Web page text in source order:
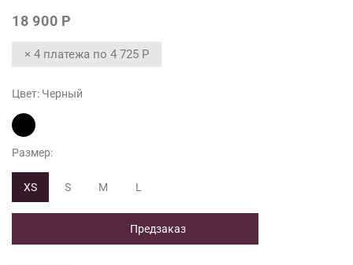
18 900 Р
× 4 платежа по 4 725 Р
Предзаказ
Цвет: Черный
Размер:
XS S M L